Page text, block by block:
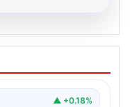
Seviyeli
etmektedir.▲ +0.18%